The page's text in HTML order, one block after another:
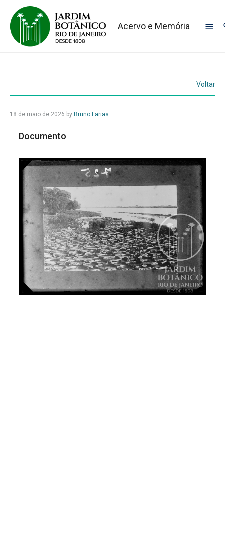
Acervo e Memória
Voltar
18 de maio de 2026 by Bruno Farias
Documento